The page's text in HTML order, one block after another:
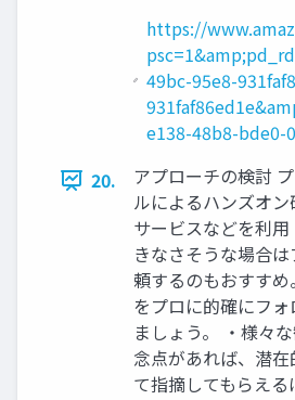
https://
49bc-95e8-
e138-48b8-bde0-
20.
アプローチの検討
ルによるハンズオ
サービスなどを利
きなさそうな場合
頼するのもおすす
をプロに的確にフ
ましょう。 ・様々
念点があれば、潜
て指摘してもらえる